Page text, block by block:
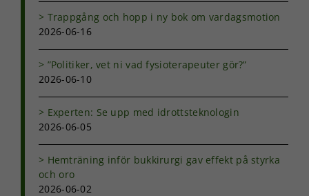
Trappgång och hopp i ny bok om vardagsmotion
2026-06-16
”Politiker, vet ni vad fysioterapeuter gör?”
2026-06-10
Experten: Se upp med idrottsteknologin
2026-06-05
Hemträning inför bukkirurgi gav effekt på styrka
och oro
2026-06-02